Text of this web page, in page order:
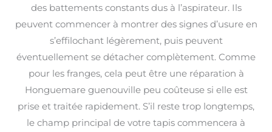
des battements constants dus à l’aspirateur. Ils
peuvent commencer à montrer des signes d’usure en
s’effilochant légèrement, puis peuvent
éventuellement se détacher complètement. Comme
pour les franges, cela peut être une réparation à
Honguemare guenouville peu coûteuse si elle est
prise et traitée rapidement. S’il reste trop longtemps,
le champ principal de votre tapis commencera à